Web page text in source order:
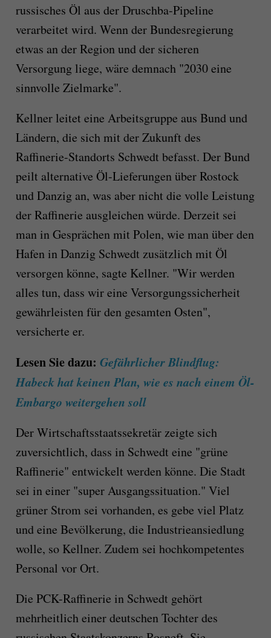
russisches Öl aus der Druschba-Pipeline
verarbeitet wird. Wenn der Bundesregierung
etwas an der Region und der sicheren
Versorgung liege, wäre demnach "2030 eine
sinnvolle Zielmarke".
Kellner leitet eine Arbeitsgruppe aus Bund und
Ländern, die sich mit der Zukunft des
Raffinerie-Standorts Schwedt befasst. Der Bund
peilt alternative Öl-Lieferungen über Rostock
und Danzig an, was aber nicht die volle Leistung
der Raffinerie ausgleichen würde. Derzeit sei
man in Gesprächen mit Polen, wie man über den
Hafen in Danzig Schwedt zusätzlich mit Öl
versorgen könne, sagte Kellner. "Wir werden
alles tun, dass wir eine Versorgungssicherheit
gewährleisten für den gesamten Osten",
versicherte er.
Lesen Sie dazu: Gefährlicher Blindflug:
Habeck hat keinen Plan, wie es nach einem Öl-
Embargo weitergehen soll
Der Wirtschaftsstaatssekretär zeigte sich
zuversichtlich, dass in Schwedt eine "grüne
Raffinerie" entwickelt werden könne. Die Stadt
sei in einer "super Ausgangssituation." Viel
grüner Strom sei vorhanden, es gebe viel Platz
und eine Bevölkerung, die Industrieansiedlung
wolle, so Kellner. Zudem sei hochkompetentes
Personal vor Ort.
Die PCK-Raffinerie in Schwedt gehört
mehrheitlich einer deutschen Tochter des